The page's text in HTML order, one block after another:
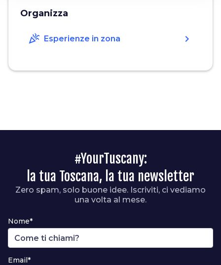
Organizza
celebration Esperienze in zona chevron_right
#YourTuscany:
la tua Toscana, la tua newsletter
Zero spam, solo buone idee. Iscriviti, ci vediamo
una volta al mese.
Nome*
Email*